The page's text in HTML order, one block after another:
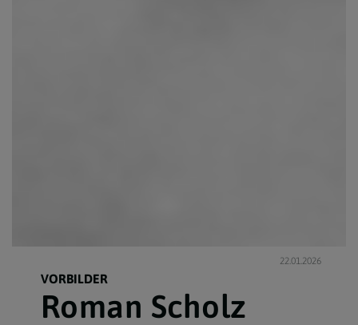
22.01.2026
VORBILDER
Roman Scholz